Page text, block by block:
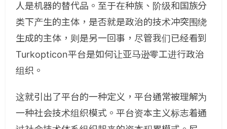
人是机器的替代品。至于在种族、阶级和国族分
类下产生的主体，是否就是政治的技术冲突围绕
生成的主体，则是另一回事，尽管我们已经看到
Turkopticon平台是如何让亚马逊零工进行政治
组织。
这就引出了平台的一种定义，平台通常被理解为
一种社会技术组织模式。平台资本主义标志着通